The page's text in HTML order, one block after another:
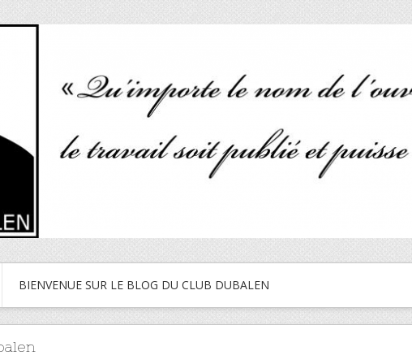
BIENVENUE SUR LE BLOG DU CLUB DUBALEN